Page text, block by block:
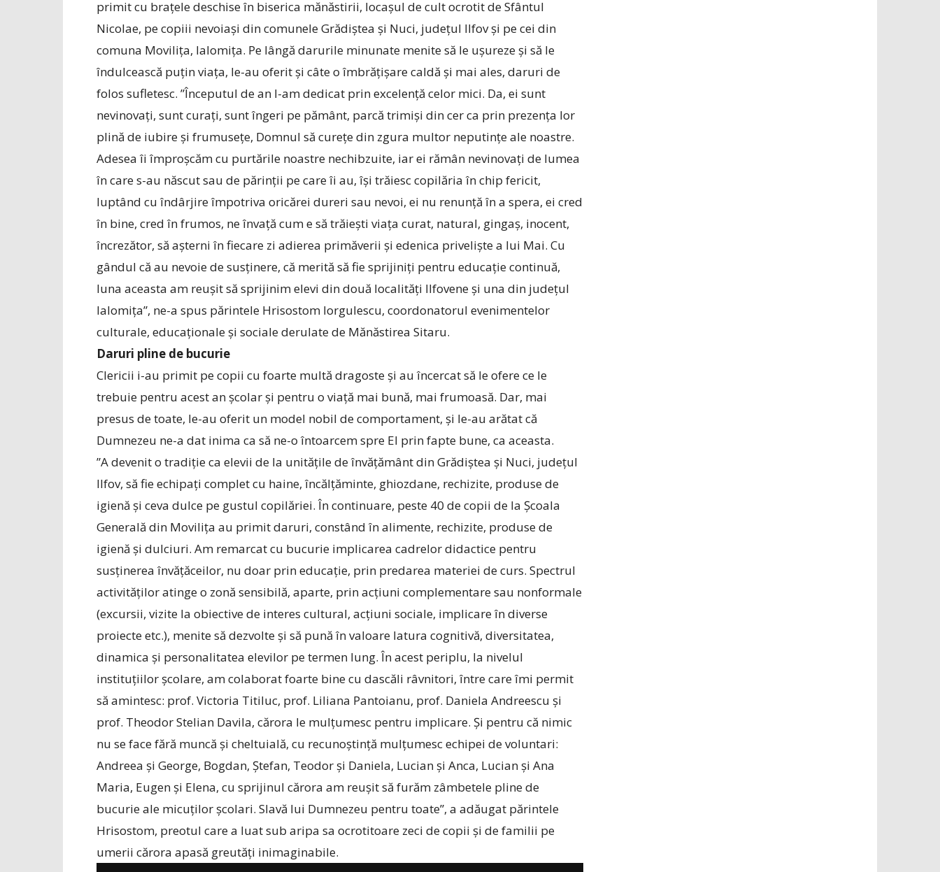
primit cu brațele deschise în biserica mănăstirii, locașul de cult ocrotit de Sfântul
Nicolae, pe copiii nevoiași din comunele Grădiștea și Nuci, județul Ilfov și pe cei din
comuna Movilița, Ialomița. Pe lângă darurile minunate menite să le ușureze și să le
îndulcească puțin viața, le-au oferit și câte o îmbrățișare caldă și mai ales, daruri de
folos sufletesc. ”Începutul de an l-am dedicat prin excelență celor mici. Da, ei sunt
nevinovați, sunt curați, sunt îngeri pe pământ, parcă trimiși din cer ca prin prezența lor
plină de iubire și frumusețe, Domnul să curețe din zgura multor neputințe ale noastre.
Adesea îi împroșcăm cu purtările noastre nechibzuite, iar ei rămân nevinovați de lumea
în care s-au născut sau de părinții pe care îi au, își trăiesc copilăria în chip fericit,
luptând cu îndârjire împotriva oricărei dureri sau nevoi, ei nu renunță în a spera, ei cred
în bine, cred în frumos, ne învață cum e să trăiești viața curat, natural, gingaș, inocent,
încrezător, să așterni în fiecare zi adierea primăverii și edenica priveliște a lui Mai. Cu
gândul că au nevoie de susținere, că merită să fie sprijiniți pentru educație continuă,
luna aceasta am reușit să sprijinim elevi din două localități Ilfovene și una din județul
Ialomița”, ne-a spus părintele Hrisostom Iorgulescu, coordonatorul evenimentelor
culturale, educaționale și sociale derulate de Mănăstirea Sitaru.
Daruri pline de bucurie
Clericii i-au primit pe copii cu foarte multă dragoste și au încercat să le ofere ce le
trebuie pentru acest an școlar și pentru o viață mai bună, mai frumoasă. Dar, mai
presus de toate, le-au oferit un model nobil de comportament, și le-au arătat că
Dumnezeu ne-a dat inima ca să ne-o întoarcem spre El prin fapte bune, ca aceasta.
”A devenit o tradiție ca elevii de la unitățile de învățământ din Grădiștea și Nuci, județul
Ilfov, să fie echipați complet cu haine, încălțăminte, ghiozdane, rechizite, produse de
igienă și ceva dulce pe gustul copilăriei. În continuare, peste 40 de copii de la Școala
Generală din Movilița au primit daruri, constând în alimente, rechizite, produse de
igienă și dulciuri. Am remarcat cu bucurie implicarea cadrelor didactice pentru
susținerea învățăceilor, nu doar prin educație, prin predarea materiei de curs. Spectrul
activităților atinge o zonă sensibilă, aparte, prin acțiuni complementare sau nonformale
(excursii, vizite la obiective de interes cultural, acțiuni sociale, implicare în diverse
proiecte etc.), menite să dezvolte și să pună în valoare latura cognitivă, diversitatea,
dinamica și personalitatea elevilor pe termen lung. În acest periplu, la nivelul
instituțiilor școlare, am colaborat foarte bine cu dascăli râvnitori, între care îmi permit
să amintesc: prof. Victoria Titiluc, prof. Liliana Pantoianu, prof. Daniela Andreescu și
prof. Theodor Stelian Davila, cărora le mulțumesc pentru implicare. Și pentru că nimic
nu se face fără muncă și cheltuială, cu recunoștință mulțumesc echipei de voluntari:
Andreea și George, Bogdan, Ștefan, Teodor și Daniela, Lucian și Anca, Lucian și Ana
Maria, Eugen și Elena, cu sprijinul cărora am reușit să furăm zâmbetele pline de
bucurie ale micuților școlari. Slavă lui Dumnezeu pentru toate”, a adăugat părintele
Hrisostom, preotul care a luat sub aripa sa ocrotitoare zeci de copii și de familii pe
umerii cărora apasă greutăți inimaginabile.